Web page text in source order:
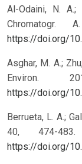
Al-Odaini, N.
Chromatogr.
https://doi.org/
Asghar, M. A.;
Environ.
https://doi.org/
Berrueta, L. A.;
40, 474-
https://doi.org/